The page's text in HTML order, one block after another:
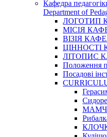
Кафедра
Department of
ЛОГОТИП
МІСІЯ
ВІЗІЯ
ЦІННОСТІ
ЛІТОПИС
Положення
Посадові